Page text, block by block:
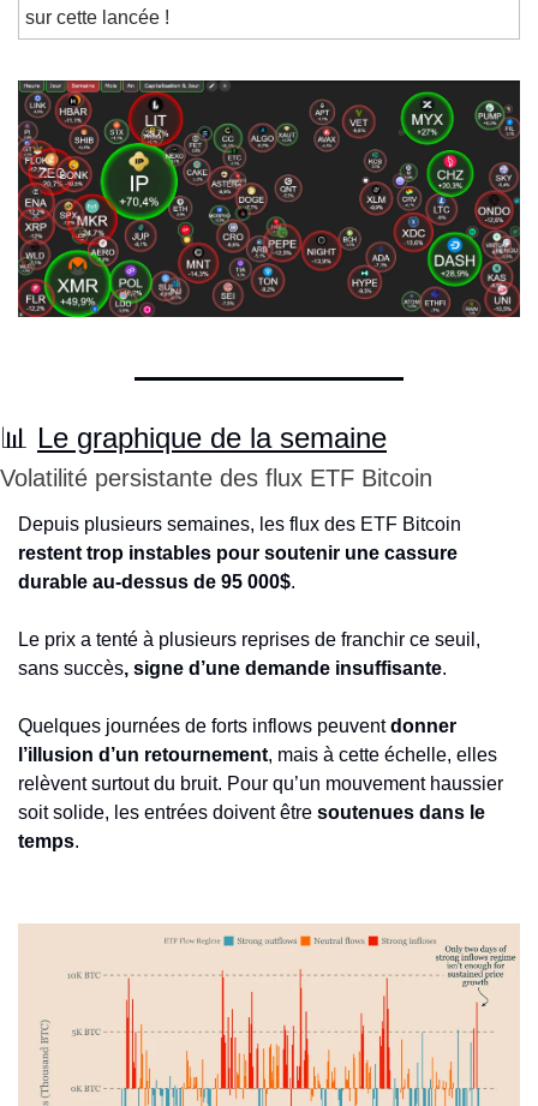
sur cette lancée !
📊 Le graphique de la semaine
Volatilité persistante des flux ETF Bitcoin
restent trop instables pour soutenir une cassure
durable au-dessus de 95 000$.
Le prix a tenté à plusieurs reprises de franchir ce seuil,
sans succès, signe d’une demande insuffisante.
Quelques journées de forts inflows peuvent donner
l’illusion d’un retournement, mais à cette échelle, elles
relèvent surtout du bruit. Pour qu’un mouvement haussier
soit solide, les entrées doivent être soutenues dans le
temps.